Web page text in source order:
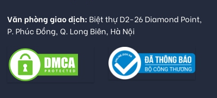
Văn phòng giao dịch: Biệt thự D2-26 Diamond Point,
P. Phúc Đồng, Q. Long Biên, Hà Nội